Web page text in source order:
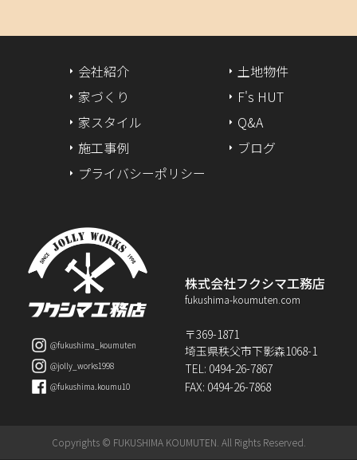
2024年7月
2024年6月
2024年5月
2024年3月
2024年2月
2024年1月
2023年12月
2023年11月
会社紹介
家づくり
家スタイル
施工事例
プライバシーポリシー
土地物件
F's HUT
Q&A
ブログ
@fukushima_koumuten
@jolly_works1998
@fukushima.koumu10
株式会社フクシマ工務店
fukushima-koumuten.com
〒369-1871
埼玉県秩父市下影森1068-1
TEL: 0494-26-7867
FAX: 0494-26-7868
Copyrights © FUKUSHIMA KOUMUTEN. All Rights Reserved.